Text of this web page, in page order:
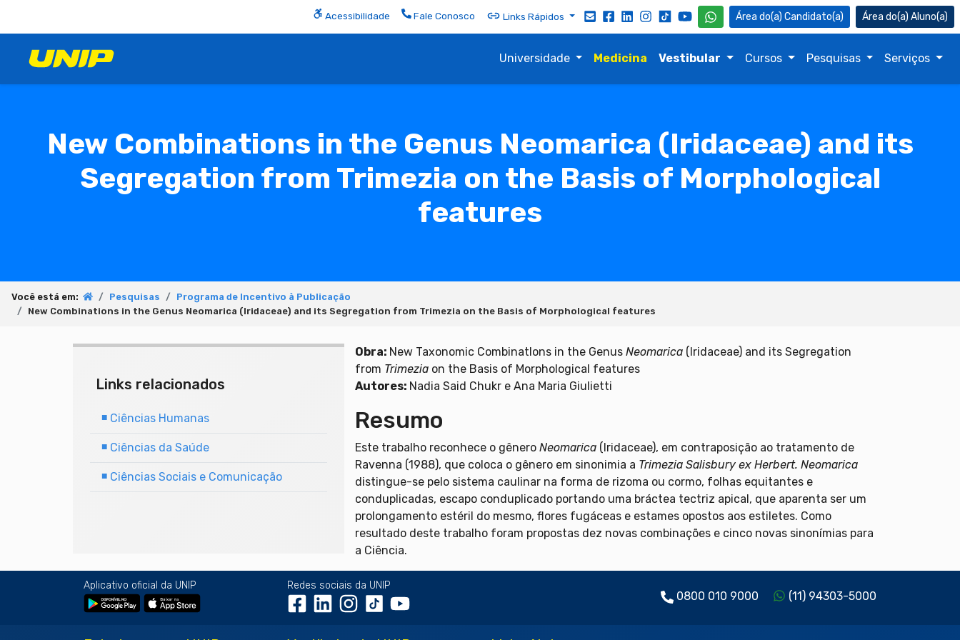
Acessibilidade Fale Conosco Links Rápidos Candidato(a) Aluno(a)
Universidade Medicina Vestibular Cursos Pesquisas Serviços
New Combinations in the Genus Neomarica (Iridaceae) and its
Segregation from Trimezia on the Basis of Morphological
features
Você está em: Pesquisas
Programa de Incentivo à Publicação
New Combinations in the Genus Neomarica (Iridaceae) and its Segregation from Trimezia on the Basis of Morphological features
Links relacionados
■ Ciências Humanas
■ Ciências da Saúde
■ Ciências Sociais e Comunicação
Obra: New Taxonomic Combinatlons in the Genus Neomarica (Iridaceae) and its Segregation
from Trimezia on the Basis of Morphological features
Autores: Nadia Said Chukr e Ana Maria Giulietti
Resumo
Este trabalho reconhece o gênero Neomarica (Iridaceae), em contraposição ao tratamento de
Ravenna (1988), que coloca o gênero em sinonimia a Trimezia Salisbury ex Herbert. Neomarica
distingue-se pelo sistema caulinar na forma de rizoma ou cormo, folhas equitantes e
conduplicadas, escapo conduplicado portando uma bráctea tectriz apical, que aparenta ser um
prolongamento estéril do mesmo, flores fugáceas e estames opostos aos estiletes. Como
resultado deste trabalho foram propostas dez novas combinações e cinco novas sinonímias para
a Ciência.
Aplicativo oficial da UNIP Redes sociais da UNIP
0800 010 9000 (11) 94303-5000